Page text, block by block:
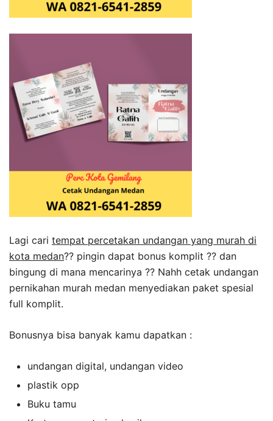
Lagi cari tempat percetakan undangan yang murah di
kota medan?? pingin dapat bonus komplit ?? dan
bingung di mana mencarinya ?? Nahh cetak undangan
pernikahan murah medan menyediakan paket spesial
full komplit.
Bonusnya bisa banyak kamu dapatkan :
undangan digital, undangan video
plastik opp
Buku tamu